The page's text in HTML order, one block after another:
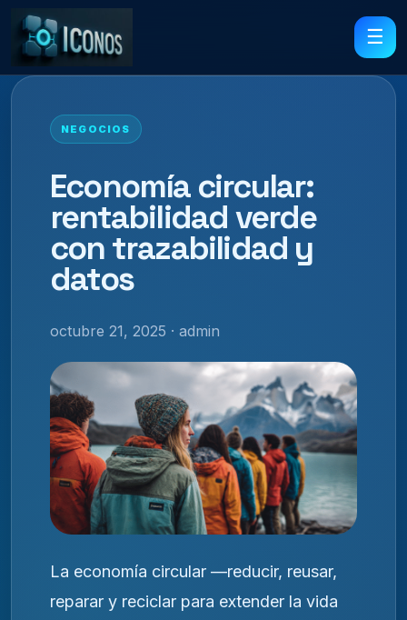
☰
NEGOCIOS
Economía circular:
rentabilidad verde
con trazabilidad y
datos
octubre 21, 2025 · admin
La economía circular —reducir, reusar,
reparar y reciclar para extender la vida